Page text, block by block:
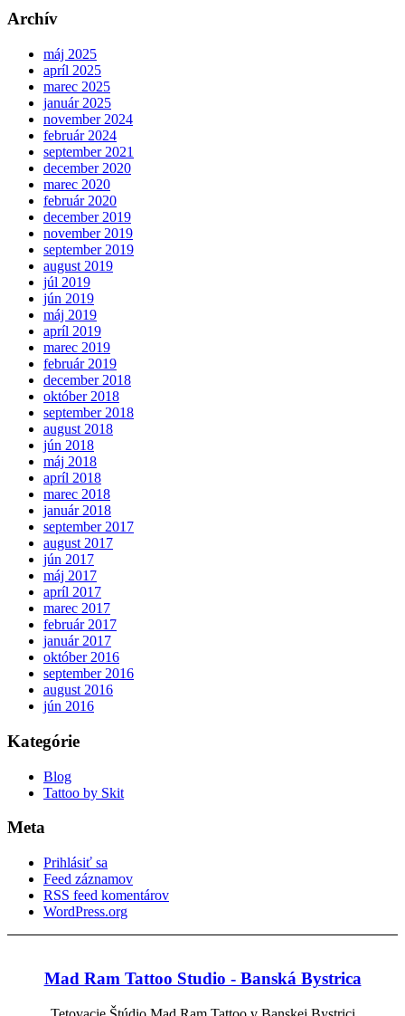
Archív
máj 2025
apríl 2025
marec 2025
január 2025
november 2024
február 2024
september 2021
december 2020
marec 2020
február 2020
december 2019
november 2019
september 2019
august 2019
júl 2019
jún 2019
máj 2019
apríl 2019
marec 2019
február 2019
december 2018
október 2018
september 2018
august 2018
jún 2018
máj 2018
apríl 2018
marec 2018
január 2018
september 2017
august 2017
jún 2017
máj 2017
apríl 2017
marec 2017
február 2017
január 2017
október 2016
september 2016
august 2016
jún 2016
Kategórie
Blog
Tattoo by Skit
Meta
Prihlásiť sa
Feed záznamov
RSS feed komentárov
WordPress.org
Mad Ram Tattoo Studio - Banská Bystrica